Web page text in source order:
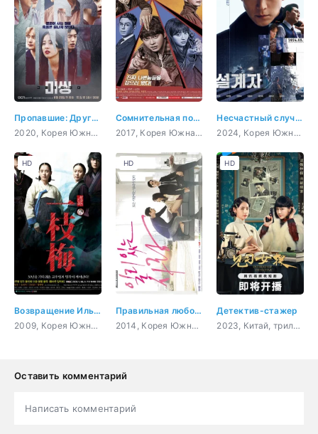
Пропавшие: Другая сторона
2020, Корея Южная, триллер, мистика, сверхъестественное
Сомнительная победа
2017, Корея Южная, триллер, мистика, драма
Несчастный случай
2024, Корея Южная, триллер, мистика, криминал
Возвращение Иль Джи-мэ
2009, Корея Южная, история, романтика, драма, боевые искусства
HD
Правильная любовь
2014, Корея Южная, романтика, повседневность, драма, семейный
HD
Детектив-стажер
2023, Китай, триллер, мистика, комедия, драма
HD
Оставить комментарий
Написать комментарий